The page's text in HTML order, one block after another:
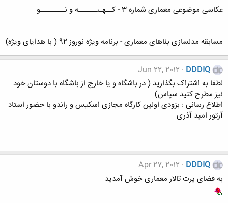
عکاسی موضوعی معماری شماره 3 - کــهـنــــــه و نــــــــو
مسابقه مدلسازی بناهای معماری - برنامه ویژه نوروز 92 ( با هدایای ویژه)
DDDIQ
Jun 22, 2012
لطفا به اشتراک بگذارید ( در باشگاه و یا خارج از باشگاه با دوستان خود
نیز مطرح کنید سپاس)
اطلاع رسانی : بزودی اولین کارگاه مجازی اسکیس و راندو با حضور استاد
آرتور امید آذری
DDDIQ
Apr 27, 2012
به فضای پرت تالار معماری خوش آمدید